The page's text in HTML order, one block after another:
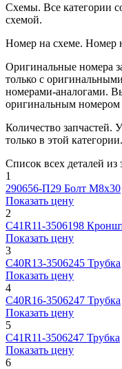
Схемы. Все категории
схемой.
Номер на схеме. Номер
Оригинальные номера
только с
номерами-аналогами.
оригинальным номером
Количество запчастей.
только в этой
Список всех деталей из
1
290656-П29 Болт М8х30
Показать цену
2
С41R11-3506198
Показать цену
3
C40R13-3506245 Трубка
Показать цену
4
C40R16-3506247 Трубка
Показать цену
5
C41R11-3506247 Трубка
Показать цену
6